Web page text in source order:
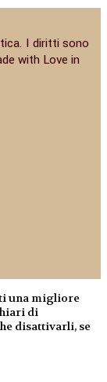
I diritti sono
with Love in
una migliore
di
disattivarli, se